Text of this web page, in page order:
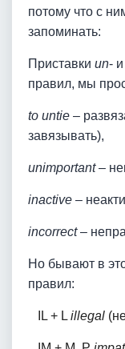
потому что с
запоминать:
Приставки un- и
правил, мы
to untie –
завязывать),
unimportant–
inactive –
incorrect–
Но бывают в
правил:
IL + Lillegal